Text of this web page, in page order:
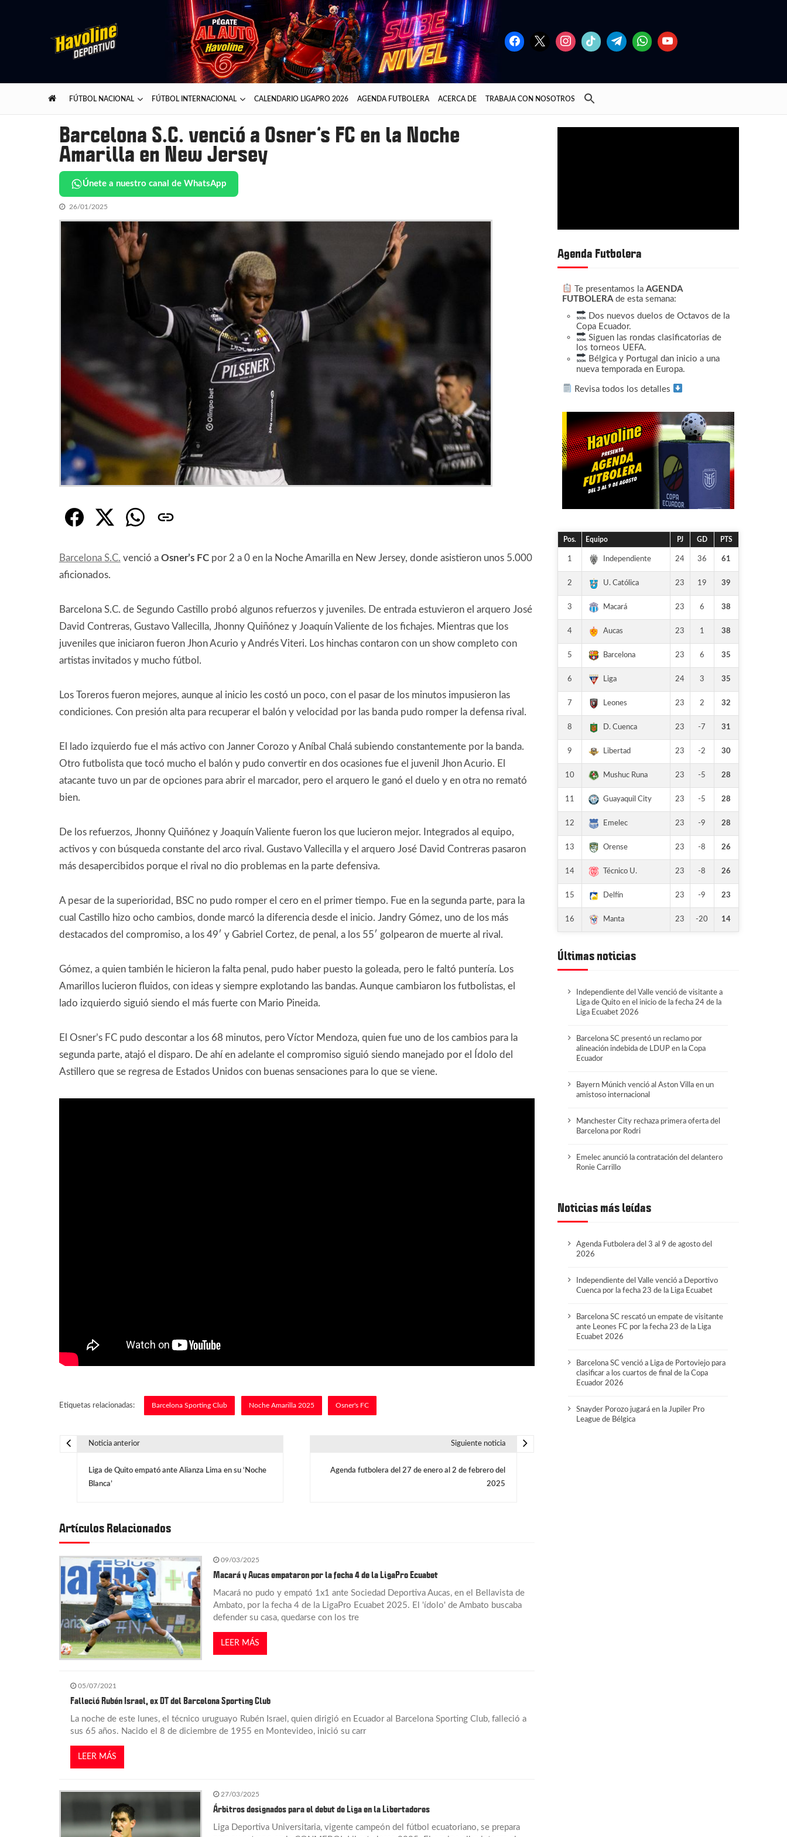
Lo mejor del deporte presentado por Havoline
FÚTBOL NACIONAL FÚTBOL INTERNACIONAL CALENDARIO LIGAPRO 2026 AGENDA FUTBOLERA ACERCA DE TRABAJA CON NOSOTROS
Barcelona S.C. venció a Osner’s FC en la Noche
Amarilla en New Jersey
Únete a nuestro canal de WhatsApp
26/01/2025
Barcelona S.C. venció a Osner’s FCpor 2 a 0 en la Noche Amarilla en New Jersey, donde asistieron unos 5.000
aficionados.
Barcelona S.C. de Segundo Castillo probó algunos refuerzos y juveniles. De entrada estuvieron el arquero José
David Contreras, Gustavo Vallecilla, Jhonny Quiñónez y Joaquín Valiente de los fichajes. Mientras que los
juveniles que iniciaron fueron Jhon Acurio y Andrés Viteri. Los hinchas contaron con un show completo con
artistas invitados y mucho fútbol.
Los Toreros fueron mejores, aunque al inicio les costó un poco, con el pasar de los minutos impusieron las
condiciones. Con presión alta para recuperar el balón y velocidad por las banda pudo romper la defensa rival.
El lado izquierdo fue el más activo con Janner Corozo y Aníbal Chalá subiendo constantemente por la banda.
Otro futbolista que tocó mucho el balón y pudo convertir en dos ocasiones fue el juvenil Jhon Acurio. El
atacante tuvo un par de opciones para abrir el marcador, pero el arquero le ganó el duelo y en otra no remató
bien.
De los refuerzos, Jhonny Quiñónez y Joaquín Valiente fueron los que lucieron mejor. Integrados al equipo,
activos y con búsqueda constante del arco rival. Gustavo Vallecilla y el arquero José David Contreras pasaron
más desapercibidos porque el rival no dio problemas en la parte defensiva.
A pesar de la superioridad, BSC no pudo romper el cero en el primer tiempo. Fue en la segunda parte, para la
cual Castillo hizo ocho cambios, donde marcó la diferencia desde el inicio. Jandry Gómez, uno de los más
destacados del compromiso, a los 49′ y Gabriel Cortez, de penal, a los 55′ golpearon de muerte al rival.
Gómez, a quien también le hicieron la falta penal, pudo haber puesto la goleada, pero le faltó puntería. Los
Amarillos lucieron fluidos, con ideas y siempre explotando las bandas. Aunque cambiaron los futbolistas, el
lado izquierdo siguió siendo el más fuerte con Mario Pineida.
El Osner’s FC pudo descontar a los 68 minutos, pero Víctor Mendoza, quien fue uno de los cambios para la
segunda parte, atajó el disparo. De ahí en adelante el compromiso siguió siendo manejado por el Ídolo del
Astillero que se regresa de Estados Unidos con buenas sensaciones para lo que se viene.
Etiquetas relacionadas: Barcelona Sporting Club Noche Amarilla 2025 Osner's FC
e
g
a
c
i
Noticia anterior
Liga de Quito empató ante Alianza Lima en su ‘Noche
Blanca’
Siguiente noticia
Agenda futbolera del 27 de enero al 2 de febrero del
2025
Artículos Relacionados
09/03/2025
Macará y Aucas empataron por la fecha 4 de la LigaPro Ecuabet
Macará no pudo y empató 1x1 ante Sociedad Deportiva Aucas, en el Bellavista de
Ambato, por la fecha 4 de la LigaPro Ecuabet 2025. El 'ídolo' de Ambato buscaba
defender su casa, quedarse con los tre
LEER MÁS
05/07/2021
Falleció Rubén Israel, ex DT del Barcelona Sporting Club
La noche de este lunes, el técnico uruguayo Rubén Israel, quien dirigió en Ecuador al Barcelona Sporting Club, falleció a
sus 65 años. Nacido el 8 de diciembre de 1955 en Montevideo, inició su carr
LEER MÁS
27/03/2025
Árbitros designados para el debut de Liga en la Libertadores
Liga Deportiva Universitaria, vigente campeón del fútbol ecuatoriano, se prepara
Agenda Futbolera
Te presentamos la AGENDA
FUTBOLERAde esta semana:
Dos nuevos duelos de Octavos de la
Copa Ecuador.
Siguen las rondas clasificatorias de
los torneos UEFA.
Bélgica y Portugal dan inicio a una
nueva temporada en Europa.
Revisa todos los detalles
Pos. Equipo PJ GD PTS
1 Independiente 24 36 61
2 U. Católica 23 19 39
3 Macará 23 6 38
4 Aucas 23 1 38
5 Barcelona 23 6 35
6 Liga 24 3 35
7 Leones 23 2 32
8 D. Cuenca 23 -7 31
9 Libertad 23 -2 30
10 Mushuc Runa 23 -5 28
11 Guayaquil City 23 -5 28
12 Emelec 23 -9 28
13 Orense 23 -8 26
14 Técnico U. 23 -8 26
15 Delfín 23 -9 23
16 Manta 23 -20 14
Últimas noticias
Independiente del Valle venció de visitante a
Liga de Quito en el inicio de la fecha 24 de la
Liga Ecuabet 2026
Barcelona SC presentó un reclamo por
alineación indebida de LDUP en la Copa
Ecuador
Bayern Múnich venció al Aston Villa en un
amistoso internacional
Manchester City rechaza primera oferta del
Barcelona por Rodri
Emelec anunció la contratación del delantero
Ronie Carrillo
Noticias más leídas
Agenda Futbolera del 3 al 9 de agosto del
2026
Independiente del Valle venció a Deportivo
Cuenca por la fecha 23 de la Liga Ecuabet
Barcelona SC rescató un empate de visitante
ante Leones FC por la fecha 23 de la Liga
Ecuabet 2026
Barcelona SC venció a Liga de Portoviejo para
clasificar a los cuartos de final de la Copa
Ecuador 2026
Snayder Porozo jugará en la Jupiler Pro
League de Bélgica